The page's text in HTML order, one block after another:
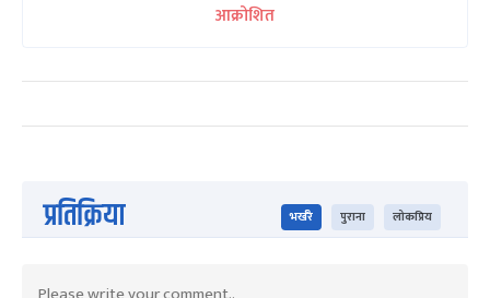
आक्रोशित
प्रतिक्रिया भर्खरै पुराना लोकप्रिय